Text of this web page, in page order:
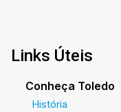
Links Úteis
Conheça Toledo
História